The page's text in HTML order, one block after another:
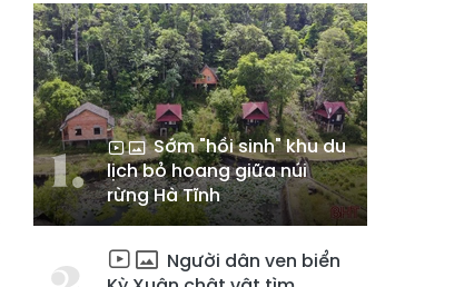
Sớm "hồi sinh" khu du
lịch bỏ hoang giữa núi
rừng Hà Tĩnh
Người dân ven biển